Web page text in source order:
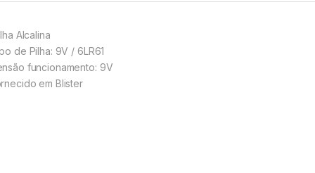
Alcalina
de Pilha: 9V / 6LR61
funcionamento: 9V
em Blister